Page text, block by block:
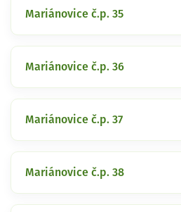
Mariánovice č.p. 35
Mariánovice č.p. 36
Mariánovice č.p. 37
Mariánovice č.p. 38